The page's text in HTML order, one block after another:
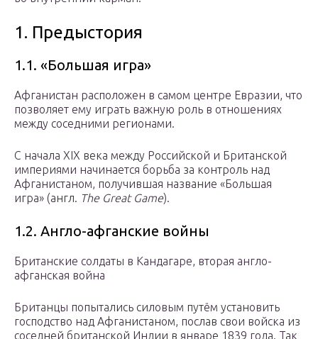
1. Предыстория
1.1. «Большая игра»
Афганистан расположен в самом центре Евразии, что
позволяет ему играть важную роль в отношениях
между соседними регионами.
С начала XIX века между Российской и Британской
империями начинается борьба за контроль над
Афганистаном, получившая название «Большая
игра» (англ. The Great Game).
1.2. Англо-афганские войны
Британские солдаты в Кандагаре, вторая англо-
афганская война
Британцы попытались силовым путём установить
господство над Афганистаном, послав свои войска из
соседней британской Индии в январе 1839 года. Так